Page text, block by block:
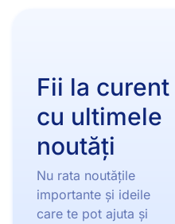
Fii la curent
cu ultimele
noutăți
Nu rata noutățile
importante și ideile
care te pot ajuta și